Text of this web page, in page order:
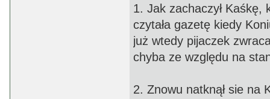
1. Jak zachaczył Kaśkę,
czytała gazetę kiedy
już wtedy pijaczek
chyba ze względu na
2. Znowu natknął sie na